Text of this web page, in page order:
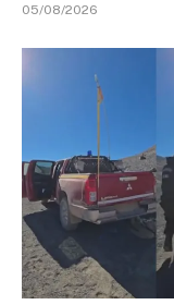
05/08/2026